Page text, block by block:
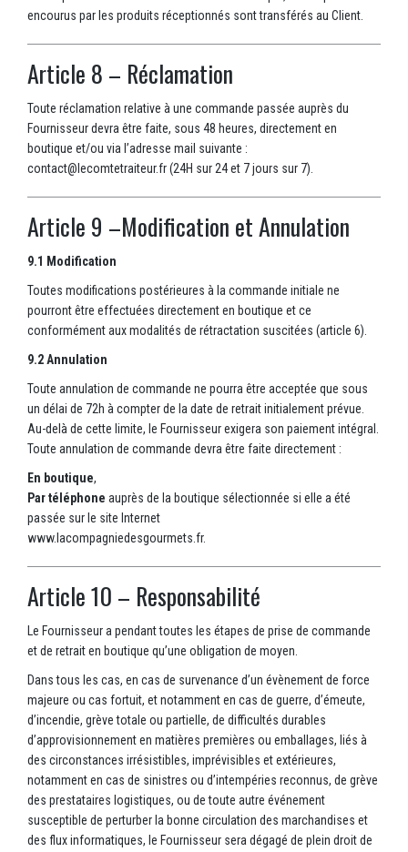
encourus par les produits réceptionnés sont transférés au Client.
Article 8 – Réclamation
Toute réclamation relative à une commande passée auprès du
Fournisseur devra être faite, sous 48 heures, directement en
boutique et/ou via l’adresse mail suivante :
contact@lecomtetraiteur.fr (24H sur 24 et 7 jours sur 7).
Article 9 –Modification et Annulation
9.1 Modification
Toutes modifications postérieures à la commande initiale ne
pourront être effectuées directement en boutique et ce
conformément aux modalités de rétractation suscitées (article 6).
9.2 Annulation
Toute annulation de commande ne pourra être acceptée que sous
un délai de 72h à compter de la date de retrait initialement prévue.
Au-delà de cette limite, le Fournisseur exigera son paiement intégral.
Toute annulation de commande devra être faite directement :
En boutique,
Par téléphone auprès de la boutique sélectionnée si elle a été
passée sur le site Internet
www.lacompagniedesgourmets.fr.
Article 10 – Responsabilité
Le Fournisseur a pendant toutes les étapes de prise de commande
et de retrait en boutique qu’une obligation de moyen.
Dans tous les cas, en cas de survenance d’un évènement de force
majeure ou cas fortuit, et notamment en cas de guerre, d’émeute,
d’incendie, grève totale ou partielle, de difficultés durables
d’approvisionnement en matières premières ou emballages, liés à
des circonstances irrésistibles, imprévisibles et extérieures,
notamment en cas de sinistres ou d’intempéries reconnus, de grève
des prestataires logistiques, ou de toute autre événement
susceptible de perturber la bonne circulation des marchandises et
des flux informatiques, le Fournisseur sera dégagé de plein droit de